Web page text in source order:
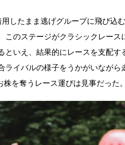
したまま逃げグループに飛び込
このステージがクラシックレー
いえ、結果的にレースを支配す
ライバルの様子をうかがいなが
を奪うレース運びは見事だった。